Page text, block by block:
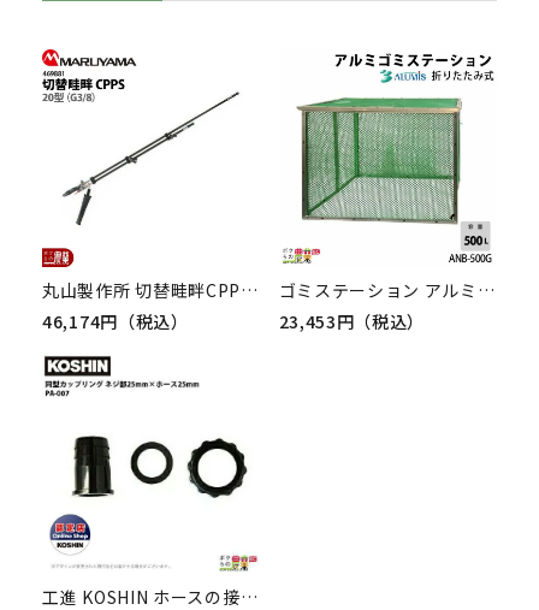
丸山製作所 切替畦畔CPPS20型(G3/8) 469881 噴霧器用 動噴用 パーツ ノズル
46,174円（税込）
ゴミステーション アルミス ANB-500G アルミ 折りたたみ式 カラス ゴミ 折り畳み ゴミネット ALUMIS
23,453円（税込）
工進 KOSHIN ホースの接続に ネジ部25mm×ホース25mm G1×1 PA-007 同型カップリングクミ プラスチック ホース接続